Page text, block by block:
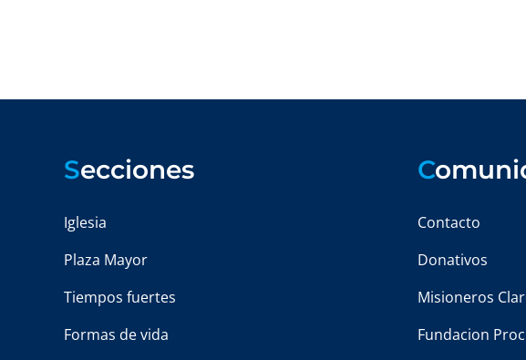
Secciones
Iglesia
Plaza Mayor
Tiempos fuertes
Formas de vida
C
Contacto
Donativos
Misioneros
Fundacion